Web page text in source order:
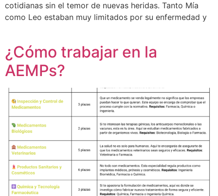
cotidianas sin el temor de nuevas heridas. Tanto Mía
como Leo estaban muy limitados por su enfermedad y
¿Cómo trabajar en la
AEMPs?